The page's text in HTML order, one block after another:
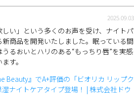
2025.09.03
しい」という多くのお声を受け、ナイトパ
商品を開発いたしました。眠っている間
るおいとハリのある“もっちり唇”を実感
す。
Beauty』でA+評価の「ビオリカ リップク
ナイトケアタイプ登場！ | 株式会社ドウ